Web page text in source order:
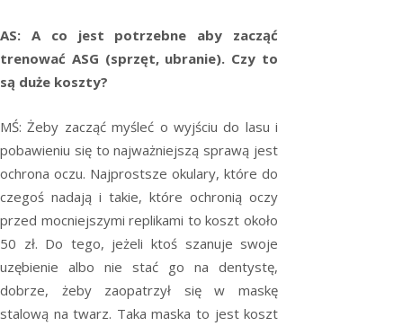
AS: A co jest potrzebne aby zacząć
trenować ASG (sprzęt, ubranie). Czy to
są duże koszty?
MŚ: Żeby zacząć myśleć o wyjściu do lasu i
pobawieniu się to najważniejszą sprawą jest
ochrona oczu. Najprostsze okulary, które do
czegoś nadają i takie, które ochronią oczy
przed mocniejszymi replikami to koszt około
50 zł. Do tego, jeżeli ktoś szanuje swoje
uzębienie albo nie stać go na dentystę,
dobrze, żeby zaopatrzył się w maskę
stalową na twarz. Taka maska to jest koszt